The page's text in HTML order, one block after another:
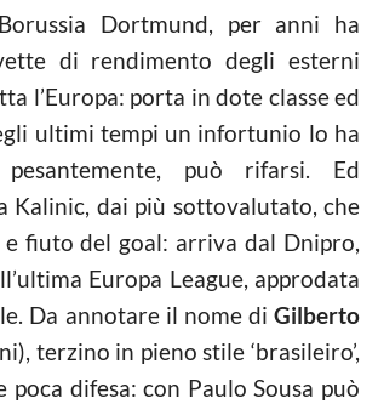
Dortmund, per anni ha
di rendimento degli esterni
l’Europa: porta in dote classe ed
ultimi tempi un infortunio lo ha
pesantemente, può rifarsi. Ed
Kalinic, dai più sottovalutato, che
e fiuto del goal: arriva dal Dnipro,
Europa League, approdata
Da annotare il nome di Gilberto
terzino in pieno stile ‘brasileiro’,
difesa: con Paulo Sousa può